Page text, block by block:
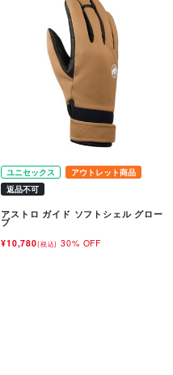
ユニセックス
アウトレット商品
返品不可
アストロ ガイド ソフトシェル グロー
ブ
¥10,780(税込) 30% OFF